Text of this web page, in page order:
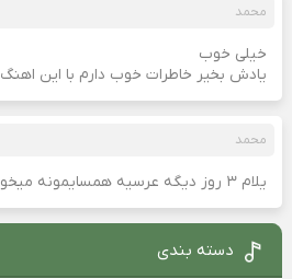
محمد
خیلی خوب
یادش بخیر خاطرات خوب دارم با این اهنگ
محمد
یلام ۳ روز دیگه عرسیه همسایمونه میخواد بیاد
دسته بندی